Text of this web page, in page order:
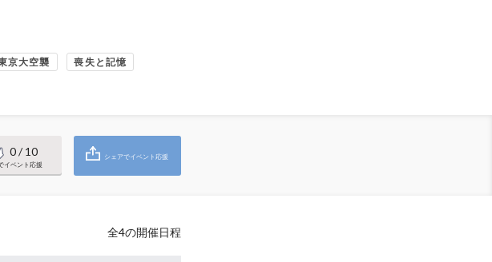
京大空襲 喪失と記憶
0/ 10
イベント応援
シェアでイベント応援
全4の開催日程